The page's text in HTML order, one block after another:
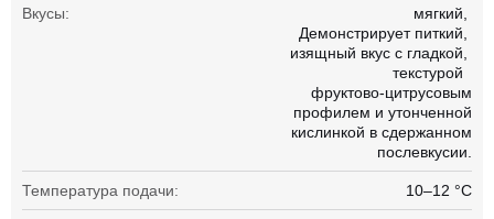
Вкусы:
мягкий
Демонстрирует питкий
изящный вкус с гладкой
текстурой
фруктово-цитрусовым
профилем и утонченной
кислинкой в сдержанном
послевкусии.
Температура подачи: 10–12 °С